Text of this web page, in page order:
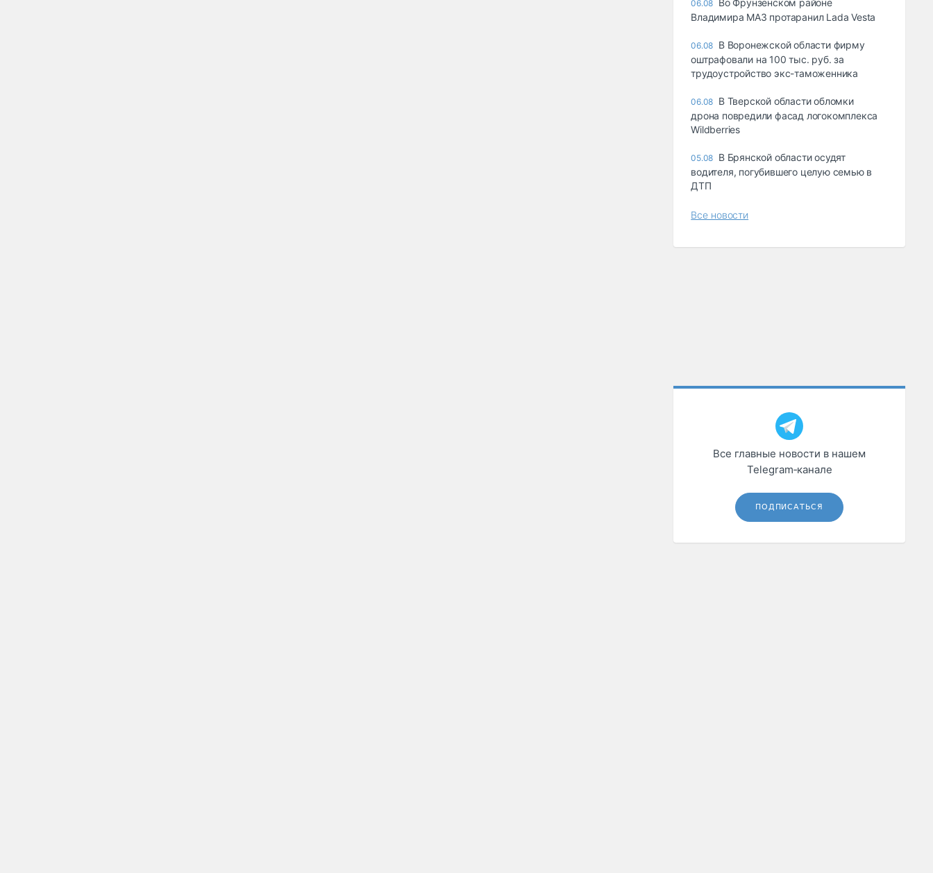
06.08 Во Фрунзенском районе
Владимира МАЗ протаранил Lada Vesta
06.08 В Воронежской области фирму
оштрафовали на 100 тыс. руб. за
трудоустройство экс-таможенника
06.08 В Тверской области обломки
дрона повредили фасад логокомплекса
Wildberries
05.08 В Брянской области осудят
водителя, погубившего целую семью в
ДТП
Все новости
Все главные новости в нашем
Telegram‑канале
ПОДПИСАТЬСЯ